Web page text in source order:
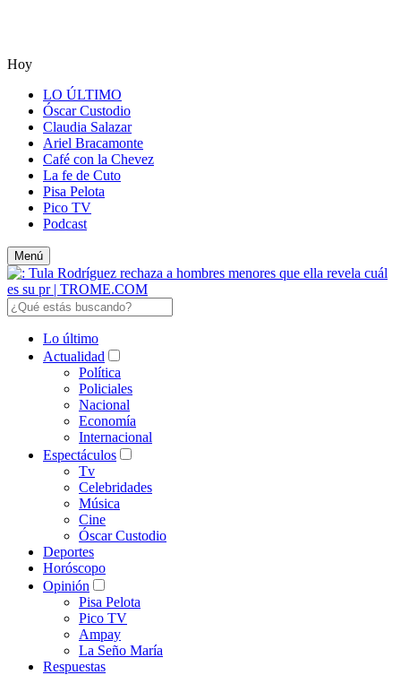
Hoy
LO ÚLTIMO
Óscar Custodio
Claudia Salazar
Ariel Bracamonte
Café con la Chevez
La fe de Cuto
Pisa Pelota
Pico TV
Podcast
Menú
Lo último
Actualidad
Política
Policiales
Nacional
Economía
Internacional
Espectáculos
Tv
Celebridades
Música
Cine
Óscar Custodio
Deportes
Horóscopo
Opinión
Pisa Pelota
Pico TV
Ampay
La Seño María
Respuestas